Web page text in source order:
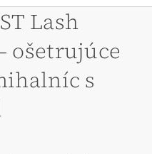
Lash
ošetrujúce
s